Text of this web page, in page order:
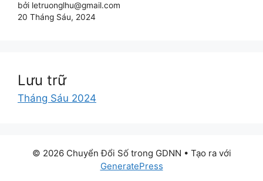
bởi letruonglhu@gmail.com
20 Tháng Sáu, 2024
Lưu trữ
Tháng Sáu 2024
© 2026 Chuyển Đổi Số trong GDNN • Tạo ra với
GeneratePress